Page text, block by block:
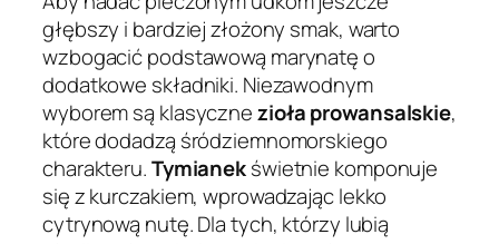
głębszy i bardziej złożony smak, warto
wzbogacić podstawową marynatę o
dodatkowe składniki. Niezawodnym
wyborem są klasycznezioła prowansalskie,
które dodadzą śródziemnomorskiego
charakteru.Tymianekświetnie komponuje
się z kurczakiem, wprowadzając lekko
cytrynową nutę. Dla tych, którzy lubią